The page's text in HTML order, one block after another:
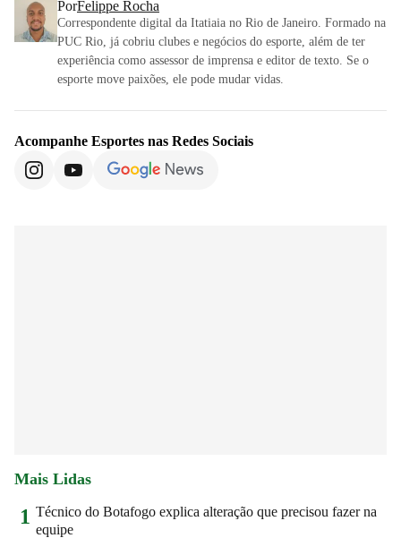
PorFelippe Rocha
Correspondente digital da Itatiaia no Rio de Janeiro. Formado na
PUC Rio, já cobriu clubes e negócios do esporte, além de ter
experiência como assessor de imprensa e editor de texto. Se o
esporte move paixões, ele pode mudar vidas.
Acompanhe Esportes nas Redes Sociais
Mais Lidas
1 Técnico do Botafogo explica alteração que precisou fazer na
equipe